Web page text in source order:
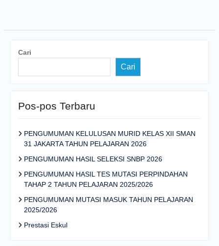
Cari
Cari
Pos-pos Terbaru
PENGUMUMAN KELULUSAN MURID KELAS XII SMAN
31 JAKARTA TAHUN PELAJARAN 2026
PENGUMUMAN HASIL SELEKSI SNBP 2026
PENGUMUMAN HASIL TES MUTASI PERPINDAHAN
TAHAP 2 TAHUN PELAJARAN 2025/2026
PENGUMUMAN MUTASI MASUK TAHUN PELAJARAN
2025/2026
Prestasi Eskul